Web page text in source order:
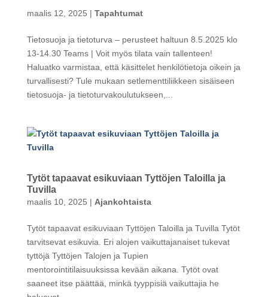
maalis 12, 2025 | Tapahtumat
Tietosuoja ja tietoturva – perusteet haltuun 8.5.2025 klo
13-14.30 Teams | Voit myös tilata vain tallenteen!
Haluatko varmistaa, että käsittelet henkilötietoja oikein ja
turvallisesti? Tule mukaan setlementtiliikkeen sisäiseen
tietosuoja- ja tietoturvakoulutukseen,...
Tytöt tapaavat esikuviaan Tyttöjen Taloilla ja
Tuvilla
maalis 10, 2025 | Ajankohtaista
Tytöt tapaavat esikuviaan Tyttöjen Taloilla ja Tuvilla Tytöt
tarvitsevat esikuvia. Eri alojen vaikuttajanaiset tukevat
tyttöjä Tyttöjen Talojen ja Tupien
mentorointitilaisuuksissa kevään aikana. Tytöt ovat
saaneet itse päättää, minkä tyyppisiä vaikuttajia he